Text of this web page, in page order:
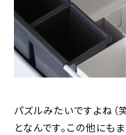
パズルみたいですよね（
となんです。この他にも